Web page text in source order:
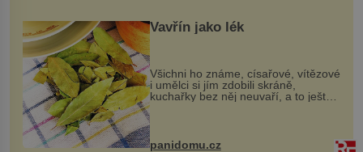
Vavřín jako lék
Všichni ho známe, císařové, vítězové
i umělci si jím zdobili skráně,
kuchařky bez něj neuvaří, a to ještě
nevíte, že bobkový list může výrazně
zmírnit některé naše neduhy.
Obsahuje v malém množství ně...
panidomu.cz